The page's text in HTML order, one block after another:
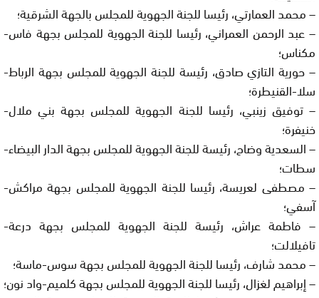
– محمد العمارتي، رئيسا للجنة الجهوية للمجلس بالجهة الشرقية؛
– عبد الرحمن العمراني، رئيسا للجنة الجهوية للمجلس بجهة فاس-
مكناس؛
– حورية التازي صادق، رئيسة للجنة الجهوية للمجلس بجهة الرباط-
سلا-القنيطرة؛
– توفيق زينبي، رئيسا للجنة الجهوية للمجلس بجهة بني ملال-
خنيفرة؛
– السعدية وضاح، رئيسة للجنة الجهوية للمجلس بجهة الدار البيضاء-
سطات؛
– مصطفى لعريسة، رئيسا للجنة الجهوية للمجلس بجهة مراكش-
آسفي؛
– فاطمة عراش، رئيسة للجنة الجهوية للمجلس بجهة درعة-
تافيلالت؛
– محمد شارف، رئيسا للجنة الجهوية للمجلس بجهة سوس-ماسة؛
– إبراهيم لغزال، رئيسا للجنة الجهوية للمجلس بجهة كلميم-واد نون؛